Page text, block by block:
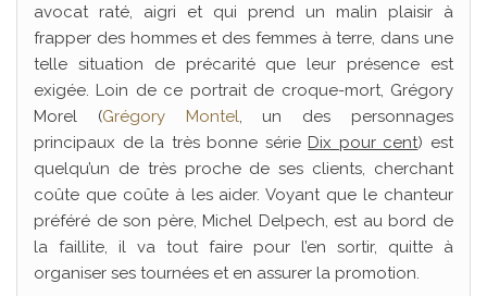
avocat raté, aigri et qui prend un malin plaisir à
frapper des hommes et des femmes à terre, dans une
telle situation de précarité que leur présence est
exigée. Loin de ce portrait de croque-mort, Grégory
Morel (Grégory Montel, un des personnages
principaux de la très bonne série Dix pour cent) est
quelqu’un de très proche de ses clients, cherchant
coûte que coûte à les aider. Voyant que le chanteur
préféré de son père, Michel Delpech, est au bord de
la faillite, il va tout faire pour l’en sortir, quitte à
organiser ses tournées et en assurer la promotion.